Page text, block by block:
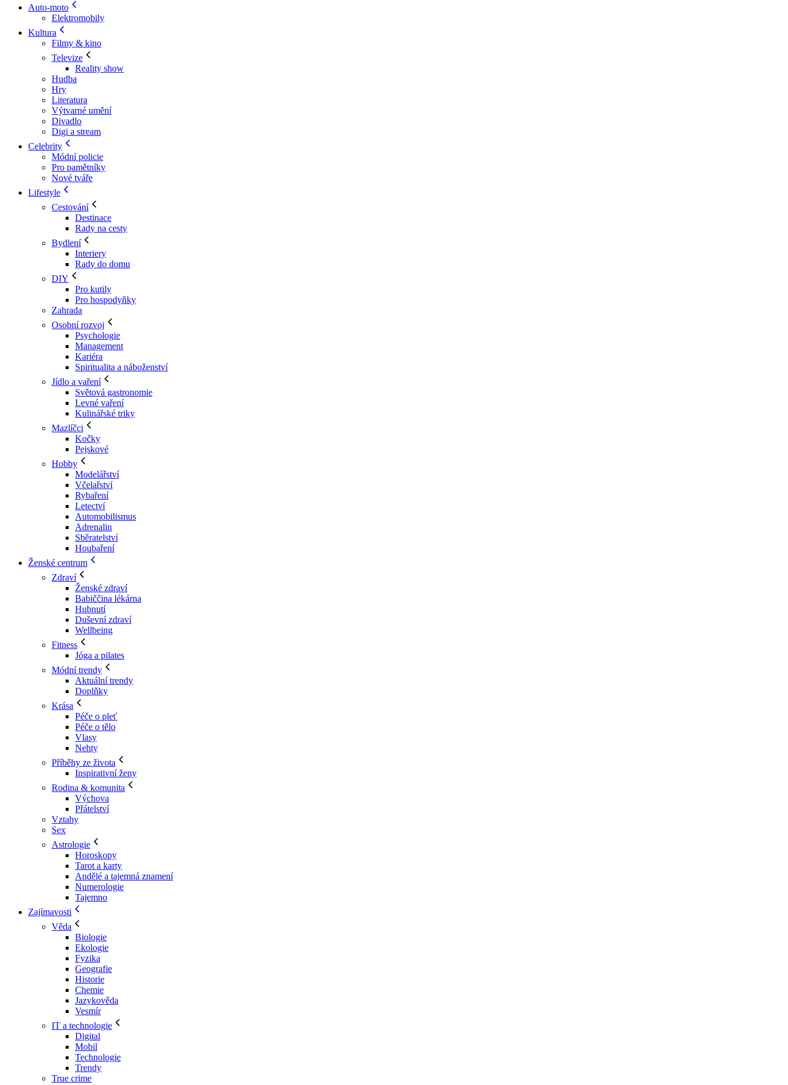
Auto-moto
Elektromobily
Kultura
Filmy & kino
Televize
Reality show
Hudba
Hry
Literatura
Výtvarné umění
Divadlo
Digi a stream
Celebrity
Módní policie
Pro pamětníky
Nové tváře
Lifestyle
Cestování
Destinace
Rady na cesty
Bydlení
Interiery
Rady do domu
DIY
Pro kutily
Pro hospodyňky
Zahrada
Osobní rozvoj
Psychologie
Management
Kariéra
Spiritualita a náboženství
Jídlo a vaření
Světová gastronomie
Levné vaření
Kulinářské triky
Mazlíčci
Kočky
Pejskové
Hobby
Modelářství
Včelařství
Rybaření
Letectví
Automobilismus
Adrenalin
Sběratelství
Houbaření
Ženské centrum
Zdraví
Ženské zdraví
Babiččina lékárna
Hubnutí
Duševní zdraví
Wellbeing
Fitness
Jóga a pilates
Módní trendy
Aktuální trendy
Doplňky
Krása
Péče o pleť
Péče o tělo
Vlasy
Nehty
Příběhy ze života
Inspirativní ženy
Rodina & komunita
Výchova
Přátelství
Vztahy
Sex
Astrologie
Horoskopy
Tarot a karty
Andělé a tajemná znamení
Numerologie
Tajemno
Zajímavosti
Věda
Biologie
Ekologie
Fyzika
Geografie
Historie
Chemie
Jazykověda
Vesmír
IT a technologie
Digital
Mobil
Technologie
Trendy
True crime